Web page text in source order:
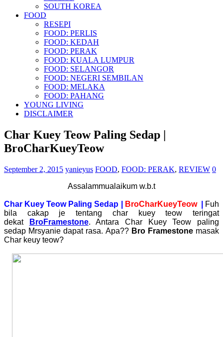
SOUTH KOREA
FOOD
RESEPI
FOOD: PERLIS
FOOD: KEDAH
FOOD: PERAK
FOOD: KUALA LUMPUR
FOOD: SELANGOR
FOOD: NEGERI SEMBILAN
FOOD: MELAKA
FOOD: PAHANG
YOUNG LIVING
DISCLAIMER
Char Kuey Teow Paling Sedap |
BroCharKueyTeow
September 2, 2015 yanieyus FOOD, FOOD: PERAK, REVIEW 0
Assalammualaikum w.b.t
Char Kuey Teow Paling Sedap | BroCharKueyTeow|
Fuh
bila cakap je tentang char kuey teow teringat
dekat
BroFramestone. Antara Char Kuey Teow paling
sedap Mrsyanie dapat rasa. Apa?? Bro Framestone masak
Char keuy teow?